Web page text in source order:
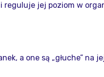
jej poziom w
a one są „głuche” na